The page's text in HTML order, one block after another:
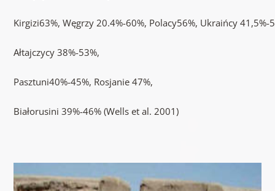
Kirgizi63%, Węgrzy 20.4%-60%, Polacy56%, Ukraińcy 41,5%-
Ałtajczycy 38%-53%,
Pasztuni40%-45%, Rosjanie 47%,
Białorusini 39%-46% (Wells et al. 2001)